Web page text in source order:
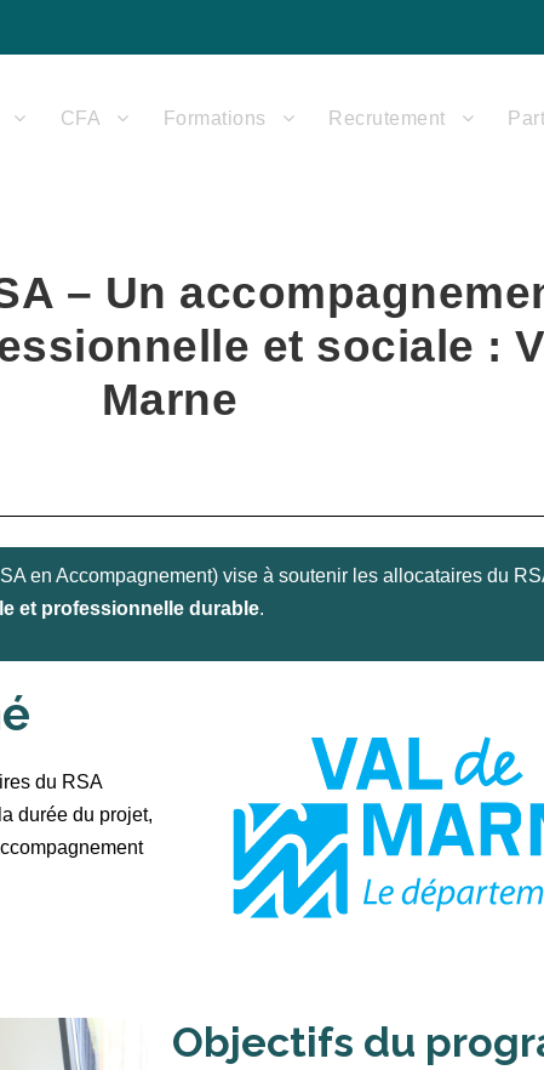
CFA Formations Recrutement
– Un
et sociale :
Marne
en Accompagnement) vise à soutenir les allocataires du
et professionnelle durable.
du RSA
durée du projet,
Objectifs du